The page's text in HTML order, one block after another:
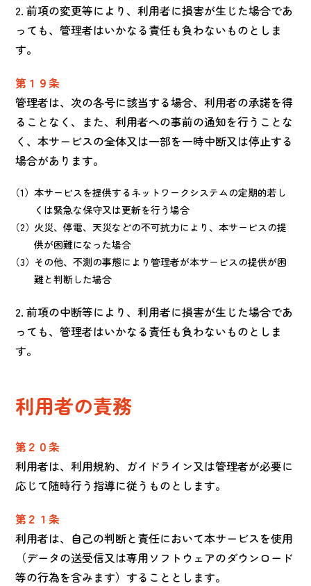
2. 前項の変更等により、利用者に損害が生じた場合であ
っても、管理者はいかなる責任も負わないものとしま
す。
第１９条
管理者は、次の各号に該当する場合、利用者の承諾を得
ることなく、また、利用者への事前の通知を行うことな
く、本サービスの全体又は一部を一時中断又は停止する
場合があります。
本サービスを提供するネットワークシステムの定期的若し
くは緊急な保守又は更新を行う場合
火災、停電、天災などの不可抗力により、本サービスの提
供が困難になった場合
その他、不測の事態により管理者が本サービスの提供が困
難と判断した場合
2. 前項の中断等により、利用者に損害が生じた場合であ
っても、管理者はいかなる責任も負わないものとしま
す。
利用者の責務
第２０条
利用者は、利用規約、ガイドライン又は管理者が必要に
応じて随時行う指導に従うものとします。
第２１条
利用者は、自己の判断と責任において本サービスを使用
（データの送受信又は専用ソフトウェアのダウンロード
等の行為を含みます）することとします。